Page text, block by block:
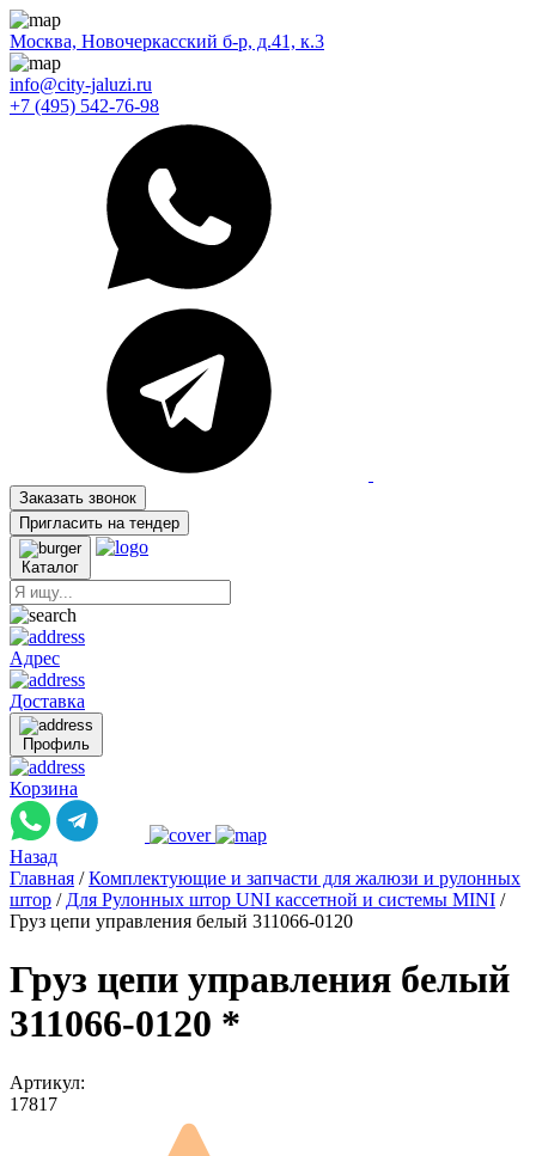
Москва, Новочеркасский б-р, д.41, к.3
info@city-jaluzi.ru
+7 (495) 542-76-98
Заказать звонок
Пригласить на тендер
Каталог
Адрес
Доставка
Профиль
Корзина
Назад
Главная / Комплектующие и запчасти для жалюзи и рулонных
штор / Для Рулонных штор UNI кассетной и системы MINI /
Груз цепи управления белый 311066-0120
Груз цепи управления белый
311066-0120 *
Артикул:
17817